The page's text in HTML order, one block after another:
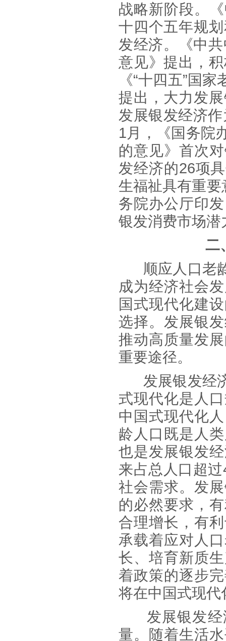
战略新阶段。
十四个五年规
发经济。《中
意见》提出，
《“十四五”国
提出，大力发
发展银发经济
1 月，《国务院
的意见》首次
发经济的26项
生福祉具有重要
务院办公厅印
银发消费市场潜
二
顺应人口老
成为经济社会
国式现代化建
选择。发展银
推动高质量发
重要途径。
发展银发经
式现代化是人
中国式现代化
龄人口既是人
也是发展银发
来占总人口超过
社会需求。发
的必然要求，
合理增长，有
承载着应对人
长、培育新质
着政策的逐步
将在中国式现
发展银发
量。随着生活